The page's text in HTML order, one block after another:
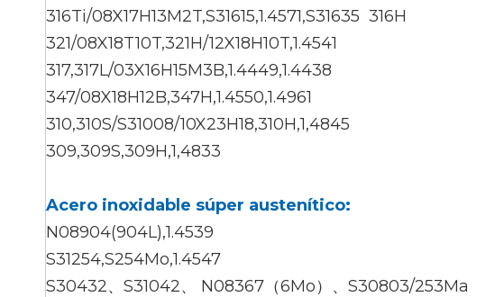
316Ti/08X17H13M2T,S31615,1.4571,S31635 316H
321/08X18T10T,321H/12X18H10T,1.4541
317,317L/03X16H15M3B,1.4449,1.4438
347/08X18H12B,347H,1.4550,1.4961
310,310S/S31008/10X23H18,310H,1,4845
309,309S,309H,1,4833
Acero inoxidable súper austenítico:
N08904(904L),1.4539
S31254,S254Mo,1.4547
S30432、S31042、 N08367（6Mo）、S30803/253Ma